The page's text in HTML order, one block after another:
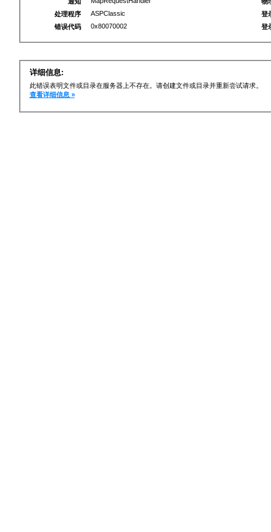
处理程序
ASPClassic
错误代码
0x80070002
登
登
详细信息:
此错误表明文件或目录在服务器上不存在。请创建文件或目录并重新尝试请求。
查看详细信息 »